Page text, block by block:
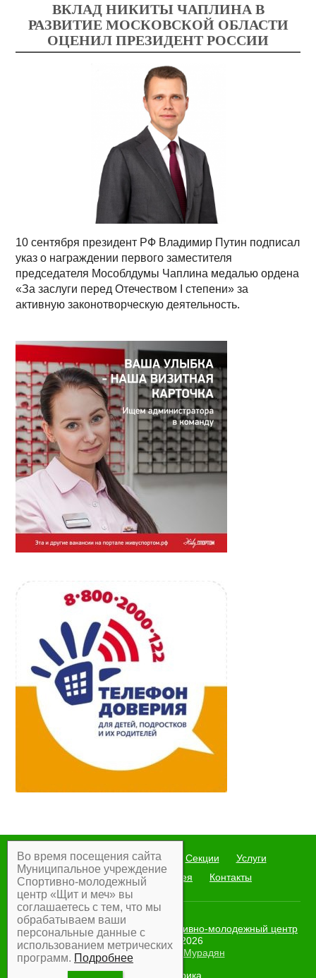
ВКЛАД НИКИТЫ ЧАПЛИНА В
РАЗВИТИЕ МОСКОВСКОЙ ОБЛАСТИ
ОЦЕНИЛ ПРЕЗИДЕНТ РОССИИ
10 сентября президент РФ Владимир Путин подписал
указ о награждении первого заместителя
председателя Мособлдумы Чаплина медалью ордена
«За заслуги перед Отечеством I степени» за
активную законотворческую деятельность.
Главная Мероприятия Секции
Услуги
Документы
Фотогалерея Контакты
Муниципальное учреждение Спортивно-молодежный центр
"Щит и меч"© 2026
Разработка: Армен Мурадян
Во время посещения сайта
Муниципальное учреждение
Спортивно-молодежный
центр «Щит и меч» вы
соглашаетесь с тем, что мы
обрабатываем ваши
персональные данные с
использованием метрических
программ. Подробнее